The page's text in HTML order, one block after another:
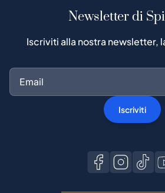
Newsletter di
Iscriviti alla nostra newsletter,
Iscriviti